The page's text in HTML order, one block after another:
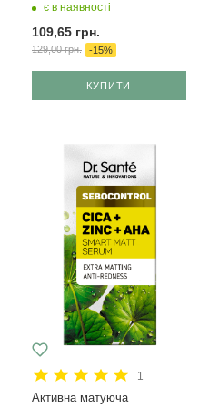
є в наявності
109,65 грн.
129,00грн. -15%
КУПИТИ
1
Активна матуюча